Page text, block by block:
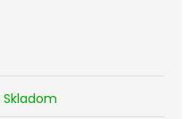
Skladom